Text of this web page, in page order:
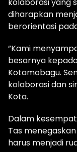
diharapkan
berorientasi
​”Kami
besarnya
Kotamobagu.
kolaborasi dan
Kota.
​Dalam
Tas
harus menjadi